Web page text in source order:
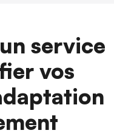
service
vos